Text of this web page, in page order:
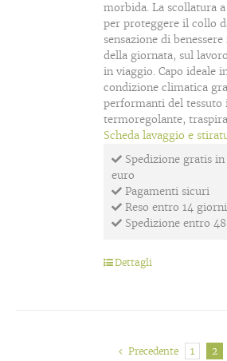
morbida. La scollatura
per proteggere il collo
sensazione di
della giornata, sul
in viaggio. Capo ideale
condizione climatica
performanti del tessuto
termoregolante,
Scheda lavaggio e
Spedizione gratis
euro
Pagamenti sicuri
Reso entro 14 giorni
Spedizione entro
Dettagli
Precedente 1 2